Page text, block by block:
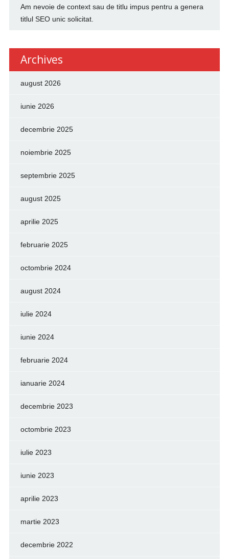
Am nevoie de context sau de titlu impus pentru a genera
titlul SEO unic solicitat.
Archives
august 2026
iunie 2026
decembrie 2025
noiembrie 2025
septembrie 2025
august 2025
aprilie 2025
februarie 2025
octombrie 2024
august 2024
iulie 2024
iunie 2024
februarie 2024
ianuarie 2024
decembrie 2023
octombrie 2023
iulie 2023
iunie 2023
aprilie 2023
martie 2023
decembrie 2022